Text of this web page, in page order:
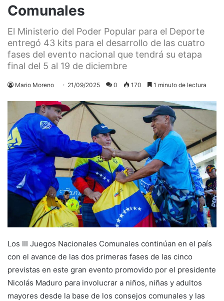
Comunales
El Ministerio del Poder Popular para el Deporte
entregó 43 kits para el desarrollo de las cuatro
fases del evento nacional que tendrá su etapa
final del 5 al 19 de diciembre
Mario Moreno 21/09/2025 0 170 1 minuto de lectura
Los III Juegos Nacionales Comunales continúan en el país
con el avance de las dos primeras fases de las cinco
previstas en este gran evento promovido por el presidente
Nicolás Maduro para involucrar a niños, niñas y adultos
mayores desde la base de los consejos comunales y las